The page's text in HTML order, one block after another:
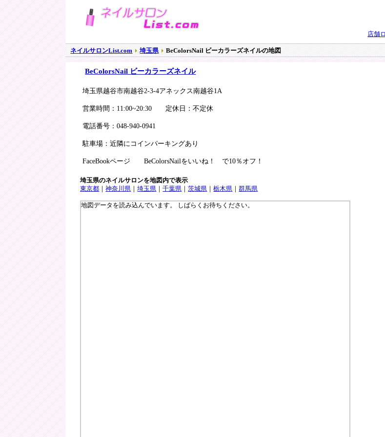
店舗
ネイルサロンList.com 埼玉県 BeColorsNail ビーカラーズネイルの地図
BeColorsNail ビーカラーズネイル
埼玉県越谷市南越谷2-3-4アネックス南越谷1A
営業時間：11:00~20:30 定休日：不定休
電話番号：048-940-0941
駐車場：近隣にコインパーキングあり
FaceBookページ BeColorsNailをいいね！ で10％オフ！
埼玉県のネイルサロンを地図内で表示
東京都 ｜神奈川県 ｜埼玉県 ｜千葉県 ｜茨城県 ｜栃木県 ｜群馬県
地図データを読み込んでいます。 しばらくお待ちください。